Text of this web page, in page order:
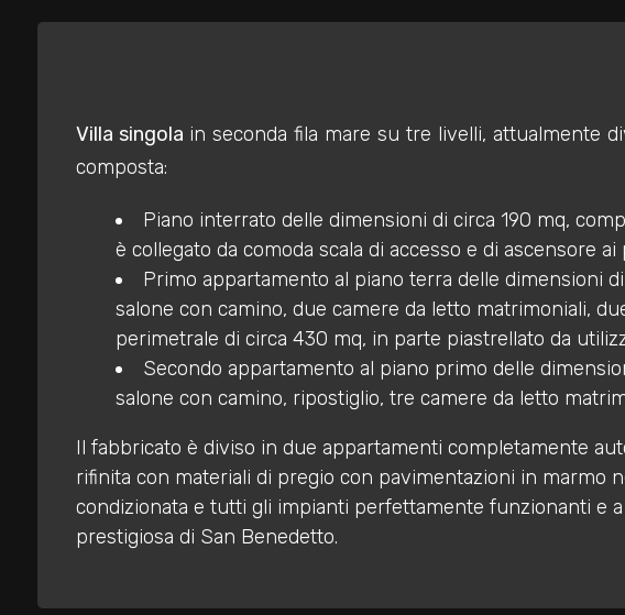
Villa singola in seconda fila mare su tre livelli, attualmente
composta:
Piano interrato delle dimensioni di circa 190 mq,
è collegato da comoda scala di accesso e di ascensore
Primo appartamento al piano terra delle dimensioni
salone con camino, due camere da letto matrimoniali,
perimetrale di circa 430 mq, in parte piastrellato da
Secondo appartamento al piano primo delle
salone con camino, ripostiglio, tre camere da letto
Il fabbricato è diviso in due appartamenti completamente
rifinita con materiali di pregio con pavimentazioni in marmo
condizionata e tutti gli impianti perfettamente funzionanti e
prestigiosa di San Benedetto.
Locali
minimi
Qualsiasi
1